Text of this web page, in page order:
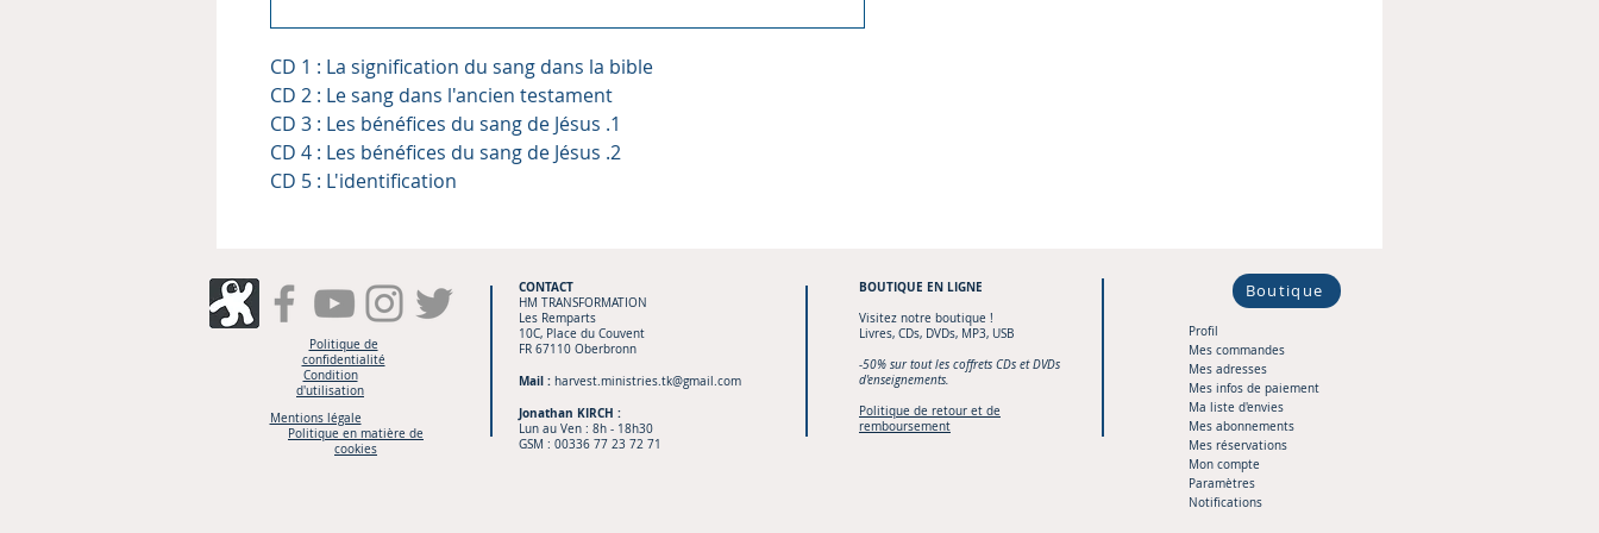
CD 1 : La signification du sang dans la bible
CD 2 : Le sang dans l'ancien testament
CD 3 : Les bénéfices du sang de Jésus .1
CD 4 : Les bénéfices du sang de Jésus .2
CD 5 : L'identification
Politique de
confidentialité
Condition
d'utilisation
Mentions légale
Politique en matière de
cookies
CONTACT
HM TRANSFORMATION
Les Remparts
10C, Place du Couvent
FR 67110 Oberbronn
Mail : harvest.ministries.tk@gmail.com
Jonathan KIRCH :
Lun au Ven : 8h - 18h30
GSM : 00336 77 23 72 71
BOUTIQUE EN LIGNE
Visitez notre boutique !
Livres, CDs, DVDs, MP3, USB
-50% sur tout les coffrets CDs et DVDs
d'enseignements.
Politique de retour et de
remboursement
Boutique
Profil
Mes commandes
Mes adresses
Mes infos de paiement
Ma liste d'envies
Mes abonnements
Mes réservations
Mon compte
Paramètres
Notifications